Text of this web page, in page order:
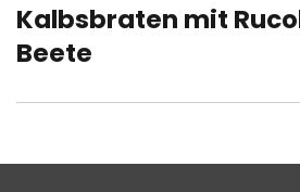
Nächster
Beitrag:
Kalbsbraten mit
Beete